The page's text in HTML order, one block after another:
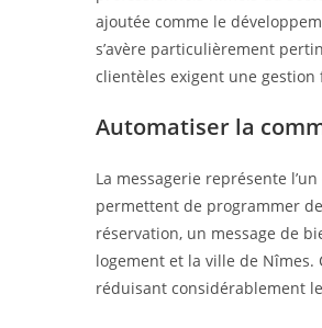
ajoutée comme le
s’avère particulièrement
clientèles exigent une gestion
Automatiser la
La messagerie représente
permettent de programmer
réservation, un message de
logement et la ville de
réduisant considérablement